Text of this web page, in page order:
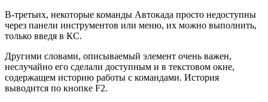
В-третьих, некоторые команды Автокада просто недоступны
через панели инструментов или меню, их можно выполнить,
только введя в КС.
Другими словами, описываемый элемент очень важен,
неслучайно его сделали доступным и в текстовом окне,
содержащем историю работы с командами. История
выводится по кнопке F2.